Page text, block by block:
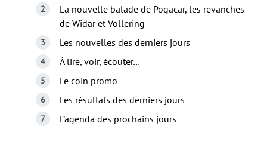
La nouvelle balade de Pogacar, les revanches
de Widar et Vollering
Les nouvelles des derniers jours
À lire, voir, écouter…
Le coin promo
Les résultats des derniers jours
L’agenda des prochains jours